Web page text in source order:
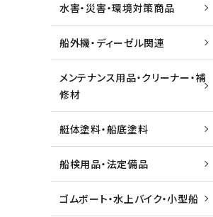
水害・災害・環境対策商品
船外機・ディーゼル関連
メンテナンス用品・クリーナー・補
修材
艇体塗料・船底塗料
船検用品・法定備品
ゴムボート・水上バイク・小型船